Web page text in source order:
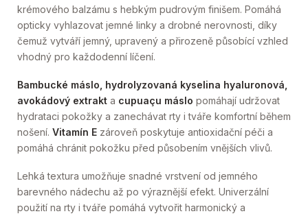
krémového balzámu s hebkým pudrovým finišem. Pomáhá
opticky vyhlazovat jemné linky a drobné nerovnosti, díky
čemuž vytváří jemný, upravený a přirozeně působící vzhled
vhodný pro každodenní líčení.
Bambucké máslo, hydrolyzovaná kyselina hyaluronová,
avokádový extrakt a cupuaçu máslo pomáhají udržovat
hydrataci pokožky a zanechávat rty i tváře komfortní během
nošení. Vitamín E zároveň poskytuje antioxidační péči a
pomáhá chránit pokožku před působením vnějších vlivů.
Lehká textura umožňuje snadné vrstvení od jemného
barevného nádechu až po výraznější efekt. Univerzální
použití na rty i tváře pomáhá vytvořit harmonický a